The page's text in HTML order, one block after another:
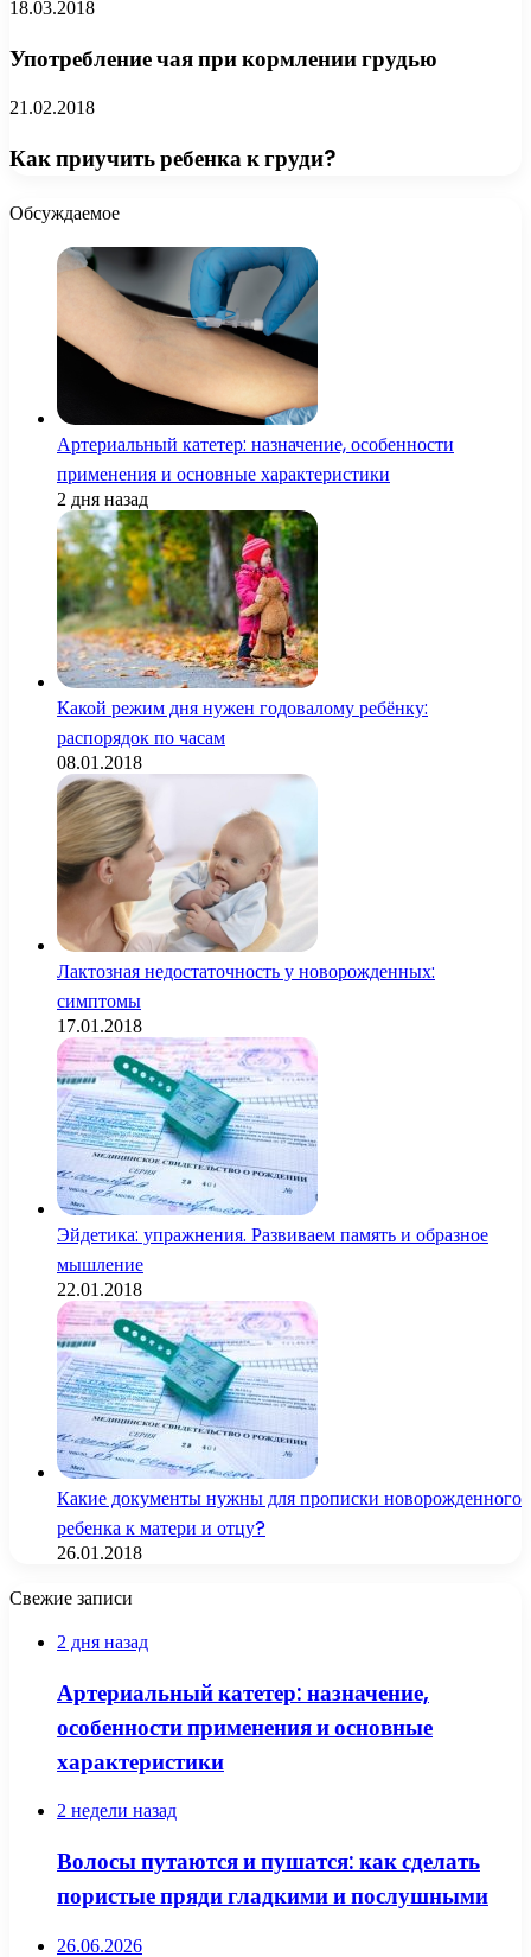
18.03.2018
Употребление чая при кормлении грудью
21.02.2018
Как приучить ребенка к груди?
Обсуждаемое
Артериальный катетер: назначение, особенности
применения и основные характеристики
2 дня назад
Какой режим дня нужен годовалому ребёнку:
распорядок по часам
08.01.2018
Лактозная недостаточность у новорожденных:
симптомы
17.01.2018
Эйдетика: упражнения. Развиваем память и образное
мышление
22.01.2018
Какие документы нужны для прописки новорожденного
ребенка к матери и отцу?
26.01.2018
Свежие записи
2 дня назад
Артериальный катетер: назначение,
особенности применения и основные
характеристики
2 недели назад
Волосы путаются и пушатся: как сделать
пористые пряди гладкими и послушными
26.06.2026